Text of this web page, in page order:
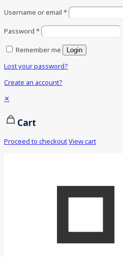
Username or email *
Password *
Remember me
Login
Lost your password?
Create an account?
✕
Cart
Proceed to checkoutView cart